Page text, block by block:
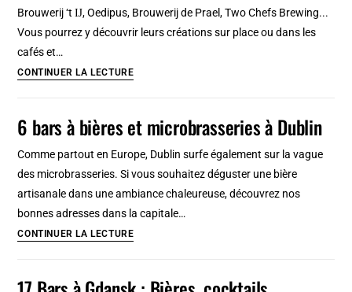
Microbrasseries,
curiosités
Brouwerij ‘t Ĳ, Oedipus, Brouwerij de Prael, Two Chefs Brewing...
Vous pourrez y découvrir leurs créations sur place ou dans les
cafés et…
CONTINUER LA LECTUREBière
:
7
microbrasseries
insolites
et
sympas
6 bars à bières et microbrasseries à Dublin
Comme partout en Europe, Dublin surfe également sur la vague
des microbrasseries. Si vous souhaitez déguster une bière
artisanale dans une ambiance chaleureuse, découvrez nos
bonnes adresses dans la capitale…
CONTINUER LA LECTURE6